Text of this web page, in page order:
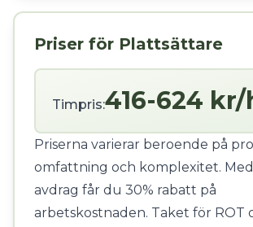
Priser för Plattsättare
Timpris:416-624 kr/
Priserna varierar beroende på
omfattning och komplexitet. Med
avdrag får du 30% rabatt på
arbetskostnaden. Taket för ROT